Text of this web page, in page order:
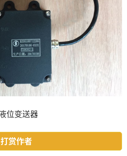
位变送器
打赏作者